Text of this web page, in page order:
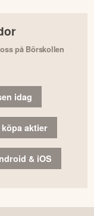
på Börskollen
idag
aktier
& iOS